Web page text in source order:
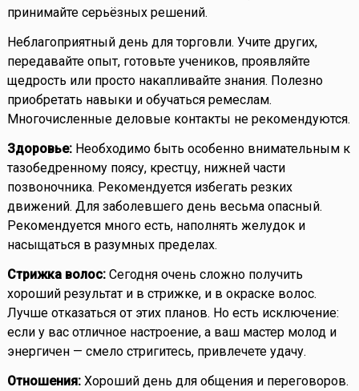
принимайте серьёзных решений.
Неблагоприятный день для торговли. Учите других,
передавайте опыт, готовьте учеников, проявляйте
щедрость или просто накапливайте знания. Полезно
приобретать навыки и обучаться ремеслам.
Многочисленные деловые контакты не рекомендуются.
Здоровье:Необходимо быть особенно внимательным к
тазобедренному поясу, крестцу, нижней части
позвоночника. Рекомендуется избегать резких
движений. Для заболевшего день весьма опасный.
Рекомендуется много есть, наполнять желудок и
насыщаться в разумных пределах.
Стрижка волос:Сегодня очень сложно получить
хороший результат и в стрижке, и в окраске волос.
Лучше отказаться от этих планов. Но есть исключение:
если у вас отличное настроение, а ваш мастер молод и
энергичен — смело стригитесь, привлечете удачу.
Отношения:Хороший день для общения и переговоров.